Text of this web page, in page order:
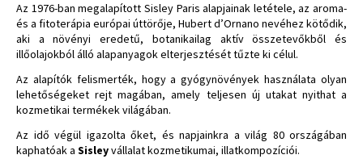
Az 1976-ban megalapított Sisley Paris alapjainak letétele, az aroma-
és a fitoterápia európai úttörője, Hubert d’Ornano nevéhez kötődik,
aki a növényi eredetű, botanikailag aktív összetevőkből és
illőolajokból álló alapanyagok elterjesztését tűzte ki célul.
Az alapítók felismerték, hogy a gyógynövények használata olyan
lehetőségeket rejt magában, amely teljesen új utakat nyithat a
kozmetikai termékek világában.
Az idő végül igazolta őket, és napjainkra a világ 80 országában
kaphatóak a Sisleyvállalat kozmetikumai, illatkompozíciói.